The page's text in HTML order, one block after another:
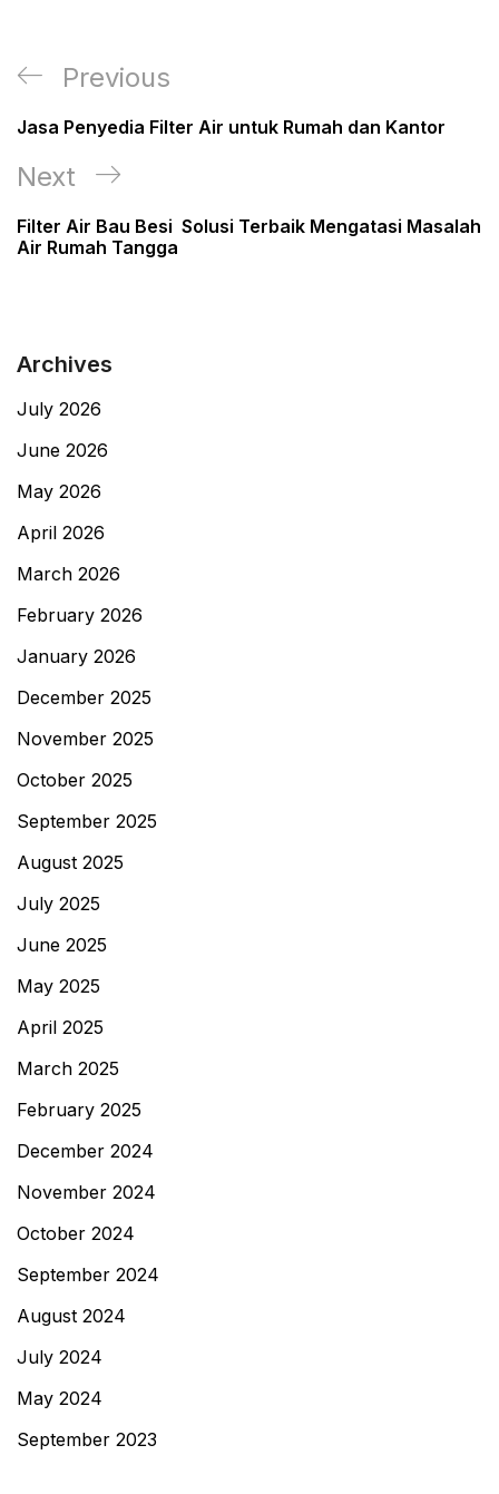
Post
Previous
Post
Previous
Jasa Penyedia Filter Air untuk Rumah dan Kantor
Next
Post
Next
Filter Air Bau Besi Solusi Terbaik Mengatasi Masalah
Air Rumah Tangga
Archives
July 2026
June 2026
May 2026
April 2026
March 2026
February 2026
January 2026
December 2025
November 2025
October 2025
September 2025
August 2025
July 2025
June 2025
May 2025
April 2025
March 2025
February 2025
December 2024
November 2024
October 2024
September 2024
August 2024
July 2024
May 2024
September 2023